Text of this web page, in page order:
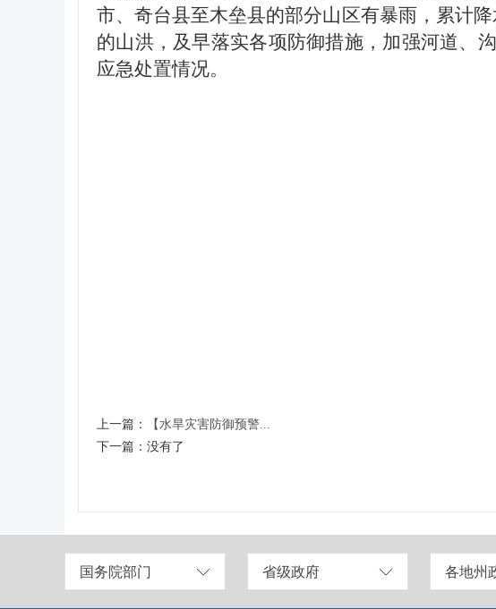
市、奇台县至木垒县的部分山区有暴雨，累计
的山洪，及早落实各项防御措施，加强河道、
应急处置情况。
上一篇：
【水旱灾害防御预警...
下一篇： 没有了
国务院部门 省级政府 各地州